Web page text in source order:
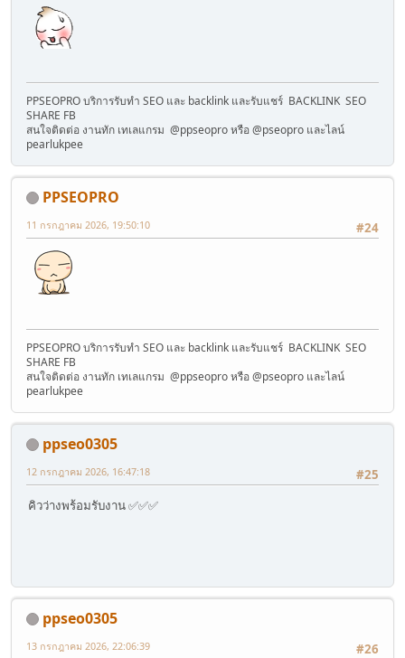
PPSEOPRO บริการรับทำ SEO และ backlink และรับแชร์ BACKLINK SEO
SHARE FB
สนใจติดต่อ งานทัก เทเลแกรม @ppseopro หรือ @pseopro และไลน์
pearlukpee
PPSEOPRO
#24
11 กรกฎาคม 2026, 19:50:10
PPSEOPRO บริการรับทำ SEO และ backlink และรับแชร์ BACKLINK SEO
SHARE FB
สนใจติดต่อ งานทัก เทเลแกรม @ppseopro หรือ @pseopro และไลน์
pearlukpee
ppseo0305
#25
12 กรกฎาคม 2026, 16:47:18
คิวว่างพร้อมรับงาน ✅✅✅
ppseo0305
#26
13 กรกฎาคม 2026, 22:06:39